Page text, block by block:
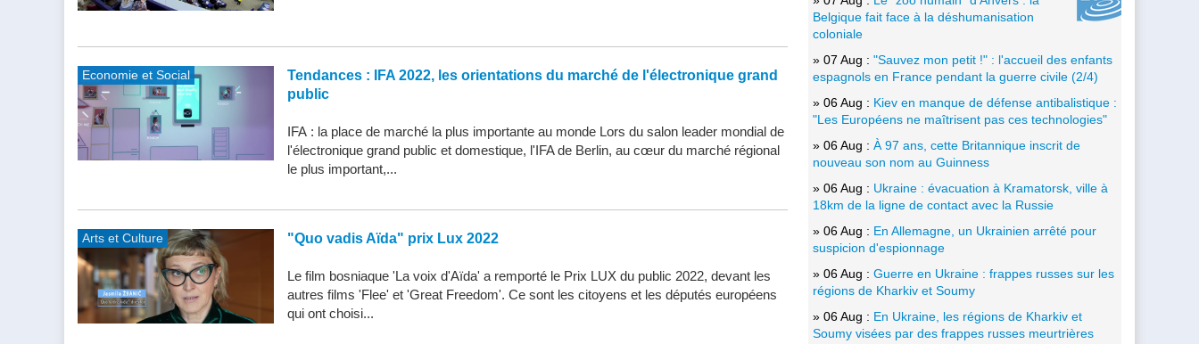
Economie et Social
Tendances : IFA 2022, les orientations du marché de l'électronique grand
public
IFA : la place de marché la plus importante au monde Lors du salon leader mondial de
l'électronique grand public et domestique, l'IFA de Berlin, au cœur du marché régional
le plus important,...
Arts et Culture "Quo vadis Aïda" prix Lux 2022
Le film bosniaque 'La voix d'Aïda' a remporté le Prix LUX du public 2022, devant les
autres films 'Flee' et 'Great Freedom'. Ce sont les citoyens et les députés européens
qui ont choisi...
Belgique fait face à la déshumanisation
coloniale
» 07 Aug : "Sauvez mon petit !" : l'accueil des enfants
espagnols en France pendant la guerre civile (2/4)
» 06 Aug : Kiev en manque de défense antibalistique :
"Les Européens ne maîtrisent pas ces technologies"
» 06 Aug : À 97 ans, cette Britannique inscrit de
nouveau son nom au Guinness
» 06 Aug : Ukraine : évacuation à Kramatorsk, ville à
18km de la ligne de contact avec la Russie
» 06 Aug : En Allemagne, un Ukrainien arrêté pour
suspicion d'espionnage
» 06 Aug : Guerre en Ukraine : frappes russes sur les
régions de Kharkiv et Soumy
» 06 Aug : En Ukraine, les régions de Kharkiv et
Soumy visées par des frappes russes meurtrières